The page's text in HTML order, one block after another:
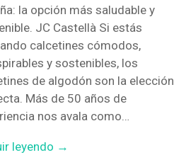
la opción más saludable y
JC Castellà Si estás
calcetines cómodos,
y sostenibles, los
de algodón son la elección
Más de 50 años de
nos avala como…
leyendo →